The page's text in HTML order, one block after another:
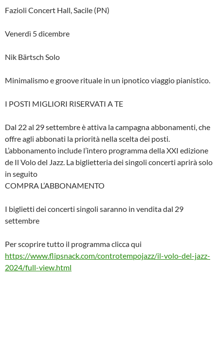
Fazioli Concert Hall, Sacile (PN)
Venerdì 5 dicembre
Nik Bärtsch Solo
Minimalismo e groove rituale in un ipnotico viaggio pianistico.
I POSTI MIGLIORI RISERVATI A TE
Dal 22 al 29 settembre è attiva la campagna abbonamenti, che
offre agli abbonati la priorità nella scelta dei posti.
L’abbonamento include l’intero programma della XXI edizione
de Il Volo del Jazz. La biglietteria dei singoli concerti aprirà solo
in seguito
COMPRA L’ABBONAMENTO
I biglietti dei concerti singoli saranno in vendita dal 29
settembre
Per scoprire tutto il programma clicca qui
https://www.flipsnack.com/controtempojazz/il-volo-del-jazz-
2024/full-view.html